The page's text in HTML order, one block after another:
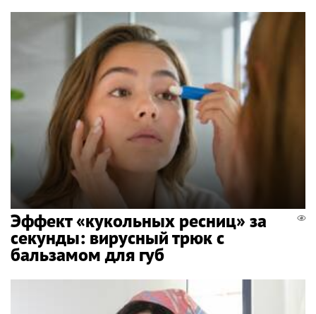
Эффект «кукольных ресниц» за
секунды: вирусный трюк с
бальзамом для губ